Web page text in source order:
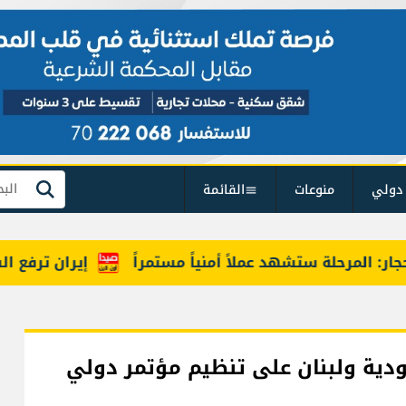
منوعات القائمة بحث
إيران ترفع المرحلة ستشهد عملاً أمنياً مستمراً
ولبنان على تنظيم مؤتمر دولي